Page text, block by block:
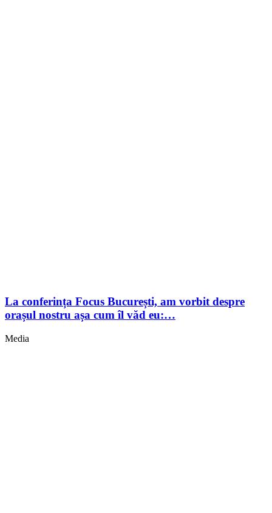
La conferința Focus București, am vorbit despre
orașul nostru așa cum îl văd eu:…
Media